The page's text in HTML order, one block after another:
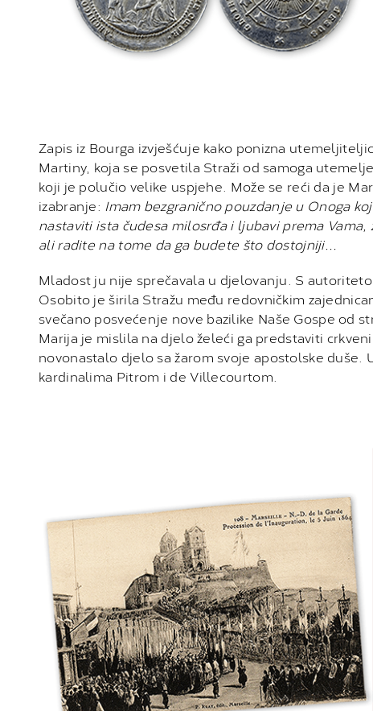
Zapis iz Bourga izvješćuje kako ponizna
Martiny, koja se posvetila Straži od samoga
koji je polučio velike uspjehe. Može se reći da je
izabranje: Imam bezgranično pouzdanje u Onoga
nastaviti ista čudesa milosrđa i ljubavi prema
ali radite na tome da ga budete što dostojniji…
Mladost ju nije sprečavala u djelovanju. S
Osobito je širila Stražu među redovničkim
svečano posvećenje nove bazilike Naše Gospe od
Marija je mislila na djelo želeći ga predstaviti
novonastalo djelo sa žarom svoje apostolske
kardinalima Pitrom i de Villecourtom.